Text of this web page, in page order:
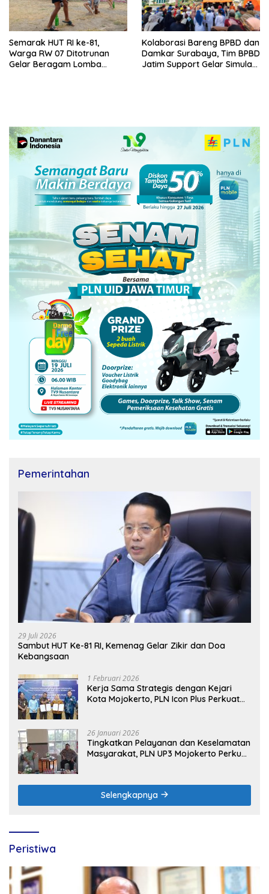
Semarak HUT RI ke-81,
Warga RW 07 Ditotrunan
Gelar Beragam Lomba
Kolaborasi Bareng BPBD dan
Damkar Surabaya, Tim BPBD
Jatim Support Gelar Simulasi
Pemerintahan
29 Juli 2026
Sambut HUT Ke-81 RI, Kemenag Gelar Zikir dan Doa
Kebangsaan
1 Februari 2026
Kerja Sama Strategis dengan Kejari
Kota Mojokerto, PLN Icon Plus Perkuat
26 Januari 2026
Tingkatkan Pelayanan dan Keselamatan
Masyarakat, PLN UP3 Mojokerto Perkuat
Selengkapnya
Peristiwa